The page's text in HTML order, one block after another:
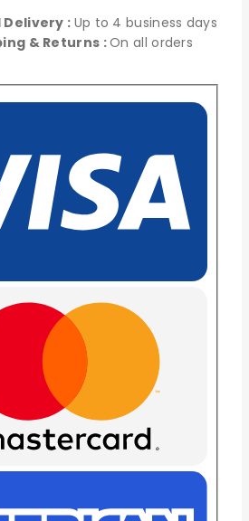
: Up to 4 business days
& Returns :On all orders